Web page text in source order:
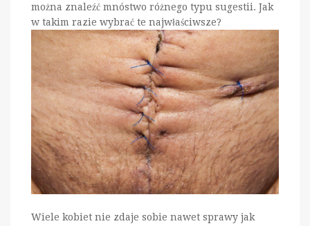
można znaleźć mnóstwo różnego typu sugestii. Jak
w takim razie wybrać te najwłaściwsze?
Wiele kobiet nie zdaje sobie nawet sprawy jak